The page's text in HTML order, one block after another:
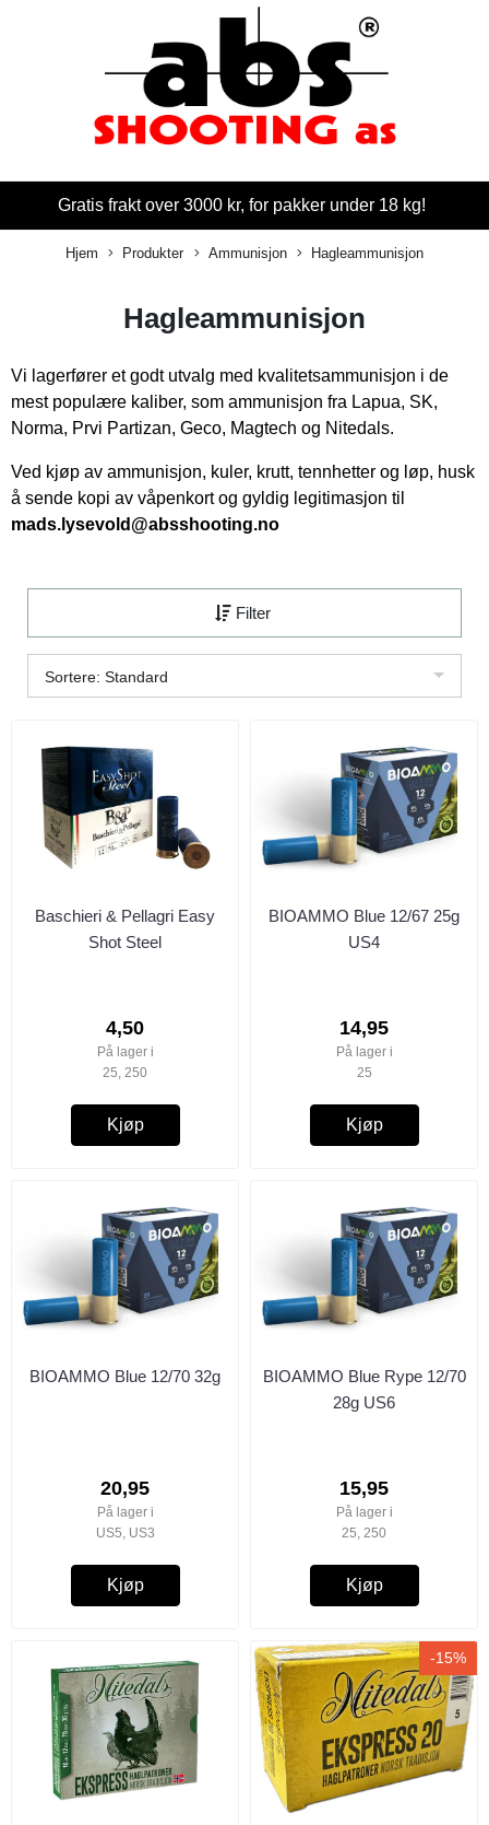
Gratis frakt over 3000 kr, for pakker under 18 kg!
Hjem Produkter Ammunisjon Hagleammunisjon
Hagleammunisjon
Vi lagerfører et godt utvalg med kvalitetsammunisjon i de
mest populære kaliber, som ammunisjon fra Lapua, SK,
Norma, Prvi Partizan, Geco, Magtech og Nitedals.
Ved kjøp av ammunisjon, kuler, krutt, tennhetter og løp, husk
å sende kopi av våpenkort og gyldig legitimasjon til
mads.lysevold@absshooting.no
Filter
Sortere: Standard
Baschieri & Pellagri Easy
Shot Steel
4,50
På lager i
25, 250
Kjøp
BIOAMMO Blue 12/67 25g
US4
14,95
På lager i
25
Kjøp
BIOAMMO Blue 12/70 32g
20,95
På lager i
US5, US3
Kjøp
BIOAMMO Blue Rype 12/70
28g US6
15,95
På lager i
25, 250
Kjøp
-15%